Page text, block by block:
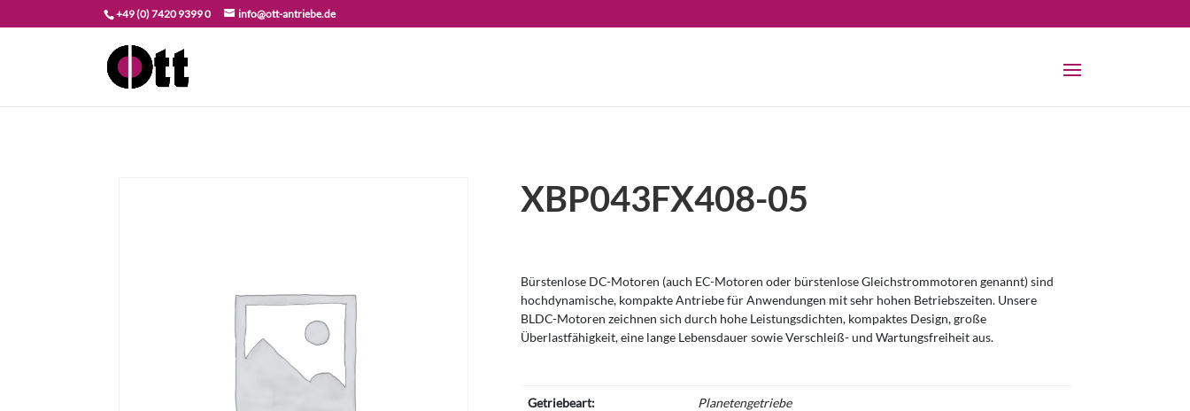
+49 (0) 7420 9399 0 info@ott-antriebe.de
XBP043FX408-05
Bürstenlose DC-Motoren (auch EC-Motoren oder bürstenlose Gleichstrommotoren genannt) sind
hochdynamische, kompakte Antriebe für Anwendungen mit sehr hohen Betriebszeiten. Unsere
BLDC-Motoren zeichnen sich durch hohe Leistungsdichten, kompaktes Design, große
Überlastfähigkeit, eine lange Lebensdauer sowie Verschleiß- und Wartungsfreiheit aus.
Getriebeart: Planetengetriebe